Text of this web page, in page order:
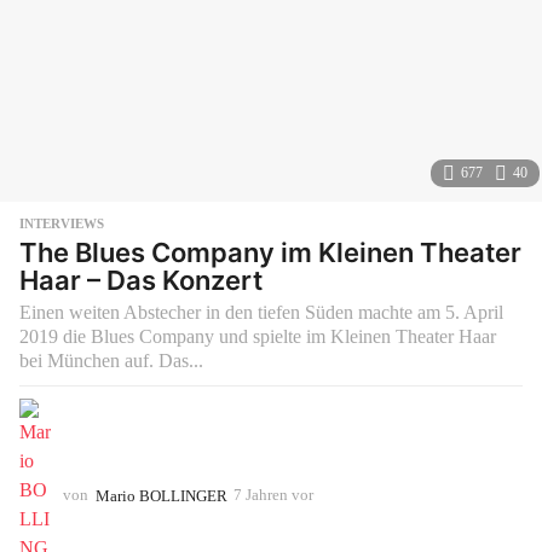
677 40
INTERVIEWS
The Blues Company im Kleinen Theater
Haar – Das Konzert
Einen weiten Abstecher in den tiefen Süden machte am 5. April
2019 die Blues Company und spielte im Kleinen Theater Haar
bei München auf. Das...
von Mario BOLLINGER 7 Jahren vor